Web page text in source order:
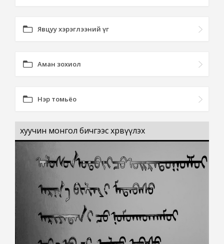
Явцуу хэрэглээний үг
Аман зохиол
Нэр томьёо
хуучин монгол бичгээс хөрвүүлэх